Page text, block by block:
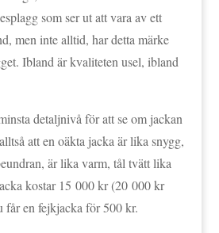
som ser ut att vara av ett
men inte alltid, har detta märke
Ibland är kvaliteten usel, ibland
detaljnivå för att se om jackan
att en oäkta jacka är lika snygg,
är lika varm, tål tvätt lika
kostar 15 000 kr (20 000 kr
får en fejkjacka för 500 kr.